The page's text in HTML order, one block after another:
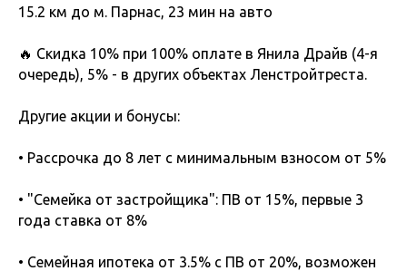
15.2 км до м. Парнас, 23 мин на авто
🔥 Скидка 10% при 100% оплате в Янила Драйв (4-я
очередь), 5% - в других объектах Ленстройтреста.
Другие акции и бонусы:
• Рассрочка до 8 лет с минимальным взносом от 5%
• "Семейка от застройщика": ПВ от 15%, первые 3
года ставка от 8%
• Семейная ипотека от 3.5% с ПВ от 20%, возможен